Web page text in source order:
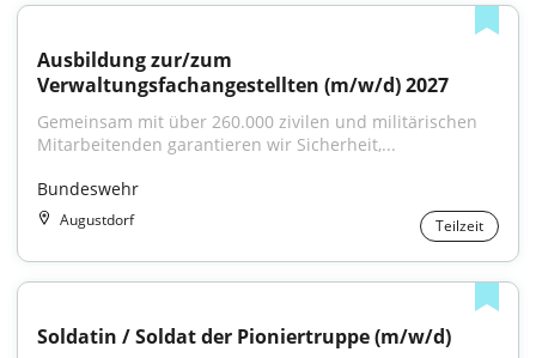
Ausbildung zur/zum
Verwaltungsfachangestellten (m/w/d) 2027
Gemeinsam mit über 260.000 zivilen und militärischen
Mitarbeitenden garantieren wir Sicherheit,...
Bundeswehr
Augustdorf Teilzeit
Soldatin / Soldat der Pionier­truppe (m/w/d)